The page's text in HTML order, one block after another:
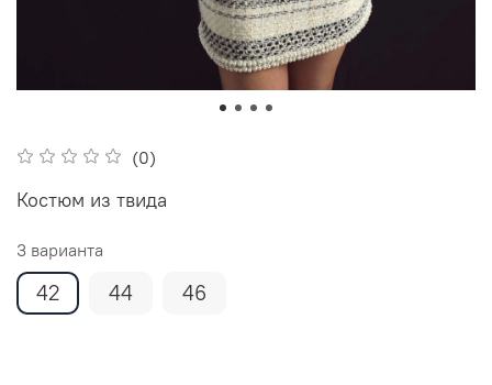
(0)
Костюм из твида
3 варианта
42 44 46